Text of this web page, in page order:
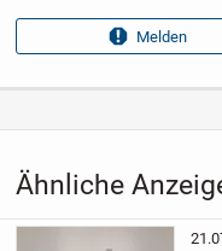
Ähnliche
Anzeigen­kennung
Aufrufe dieser
Melden